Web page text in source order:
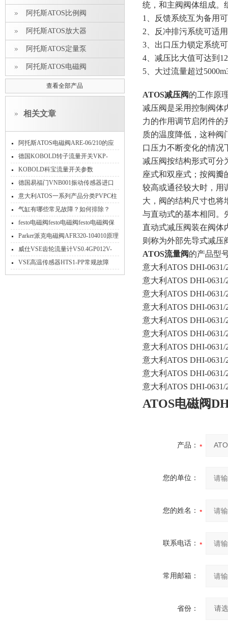
阿托斯ATOS比例阀
阿托斯ATOS放大器
阿托斯ATOS定量泵
阿托斯ATOS电磁阀
查看全部产品
相关文章
阿托斯ATOS电磁阀ARE-06/210的应
用
德国KOBOLD转子流量开关VKP-
2075R25S功能范围工作原理
KOBOLD科宝流量开关参数
德国易福门VNB001振动传感器进口
相关技术信息指南
意大利ATOS一系列产品分类PVPC柱
塞泵HMP/HM/KM溢流阀
气缸有哪些常见故障？如何排除？
festo电磁阀festo电磁阀festo电磁阀保
养费斯托电磁阀适用环境等介绍
Parker派克电磁阀AFR320-104010原理
威仕VSE齿轮流量计VS0.4GP012V-
32N11/X工作原理
VSE高温传感器HTS1-PP常规故障
统，和主阀阀体组成。
1、反馈系统互为备用
2、反冲排污系统可适
3、出口压力锁定系统
4、减压比大值可达到
5、大过流量超过
ATOS减压阀的工作原
减压阀是采用控制阀体
力的作用调节启闭件的
质的温度降低，这种阀
口压力不断变化的情况
减压阀按结构形式可分
座式和双座式；按阀瓣
较高或通径较大时，用
大，阀的结构尺寸也将
与直动式的基本相同。
直动式减压阀装在阀体
则称为外部先导式减压
ATOS流量阀的产品型
意大利ATOS DHI-
意大利ATOS DHI-0631/
意大利ATOS DHI-
意大利ATOS DHI-0631/
意大利ATOS DHI-
意大利ATOS DHI-0631/
意大利ATOS DHI-
意大利ATOS DHI-0631/
意大利ATOS DHI-
意大利ATOS DHI-0631/
ATOS电磁阀
产品：
您的单位：
您的姓名：
联系电话：
常用邮箱：
省份：